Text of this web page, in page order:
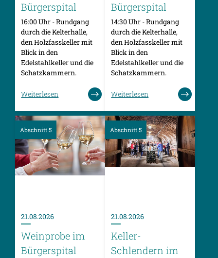
Bürgerspital
16:00 Uhr - Rundgang
durch die Kelterhalle,
den Holzfasskeller mit
Blick in den
Edelstahlkeller und die
Schatzkammern.
Weiterlesen
Bürgerspital
14:30 Uhr - Rundgang
durch die Kelterhalle,
den Holzfasskeller mit
Blick in den
Edelstahlkeller und die
Schatzkammern.
Weiterlesen
21.08.2026
Weinprobe im
Bürgerspital
Abschnitt 5
21.08.2026
Keller-
Schlendern im
Abschnitt 5